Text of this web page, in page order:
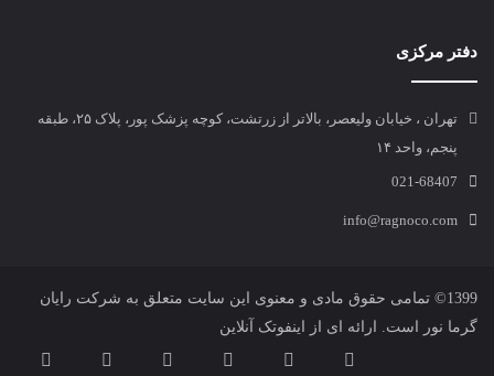
دفتر مرکزی
تهران ، خیابان ولیعصر، بالاتر از زرتشت، کوچه پزشک پور، پلاک ۲۵، طبقه
پنجم، واحد ۱۴
021-68407
info@ragnoco.com
1399© تمامی حقوق مادی و معنوی این سایت متعلق به شرکت
رایان
گرما نور
است. ارائه ای از اینفوتک آنلاین